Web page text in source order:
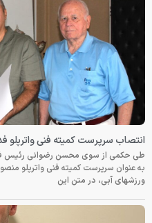
انتصاب سرپرست کمیته فنی واترپلو
طی حکمی از سوی محسن رضوانی رئیس
به عنوان سرپرست کمیته فنی واترپلو
ورزشهای آبی، در متن این